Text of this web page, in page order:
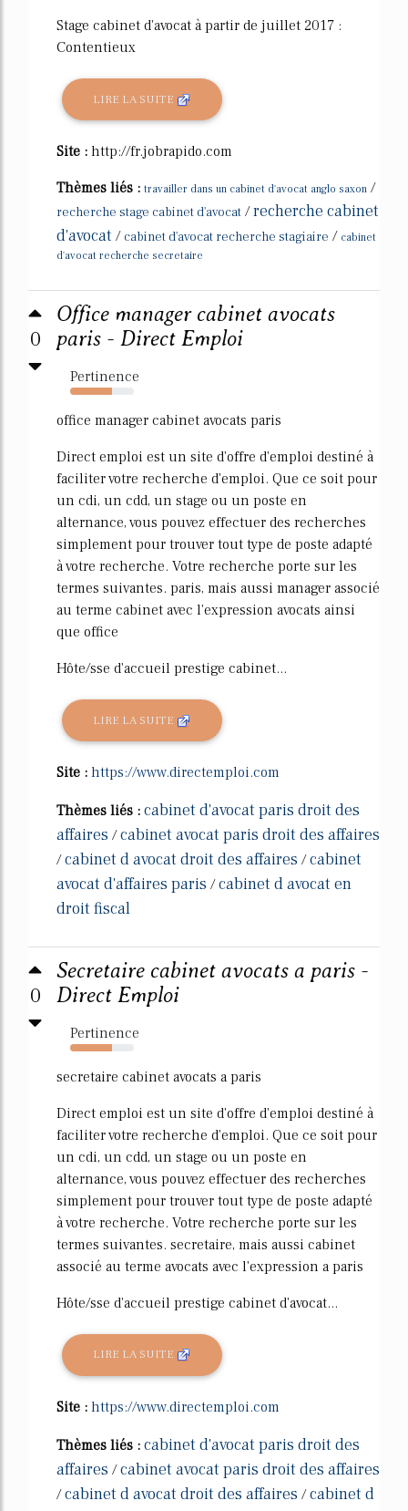
Stage cabinet d'avocat à partir de juillet 2017 :
Contentieux
LIRE LA SUITE
Site : http://fr.jobrapido.com
Thèmes liés : travailler dans un cabinet d'avocat anglo saxon /
recherche stage cabinet d'avocat /recherche cabinet
d'avocat / cabinet d'avocat recherche stagiaire / cabinet
d'avocat recherche secretaire
0
Office manager cabinet avocats
paris - Direct Emploi
Pertinence
66%
office manager cabinet avocats paris
Direct emploi est un site d'offre d'emploi destiné à
faciliter votre recherche d'emploi. Que ce soit pour
un cdi, un cdd, un stage ou un poste en
alternance, vous pouvez effectuer des recherches
simplement pour trouver tout type de poste adapté
à votre recherche. Votre recherche porte sur les
termes suivantes. paris, mais aussi manager associé
au terme cabinet avec l'expression avocats ainsi
que office
Hôte/sse d'accueil prestige cabinet...
LIRE LA SUITE
Site : https://www.directemploi.com
Thèmes liés : cabinet d'avocat paris droit des
affaires /cabinet avocat paris droit des affaires
/cabinet d avocat droit des affaires /cabinet
avocat d'affaires paris /cabinet d avocat en
droit fiscal
0
Secretaire cabinet avocats a paris -
Direct Emploi
Pertinence
65%
secretaire cabinet avocats a paris
Direct emploi est un site d'offre d'emploi destiné à
faciliter votre recherche d'emploi. Que ce soit pour
un cdi, un cdd, un stage ou un poste en
alternance, vous pouvez effectuer des recherches
simplement pour trouver tout type de poste adapté
à votre recherche. Votre recherche porte sur les
termes suivantes. secretaire, mais aussi cabinet
associé au terme avocats avec l'expression a paris
Hôte/sse d'accueil prestige cabinet d'avocat...
LIRE LA SUITE
Site : https://www.directemploi.com
Thèmes liés : cabinet d'avocat paris droit des
affaires /cabinet avocat paris droit des affaires
/cabinet d avocat droit des affaires /cabinet d